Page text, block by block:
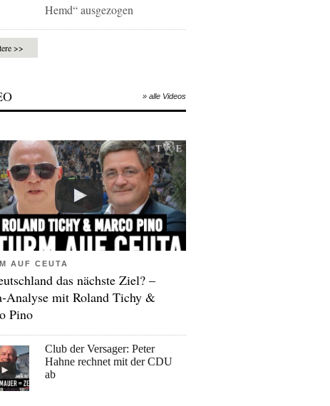
Hemd“ ausgezogen
>>
» alle Videos
AUF CEUTA
das nächste Ziel? –
Analyse mit Roland Tichy &
Pino
Club der Versager: Peter
Hahne rechnet mit der CDU
ab